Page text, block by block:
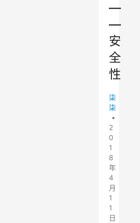
—
—
安
全
性
柒
柒
•
2
0
1
8
年
4
月
1
1
日